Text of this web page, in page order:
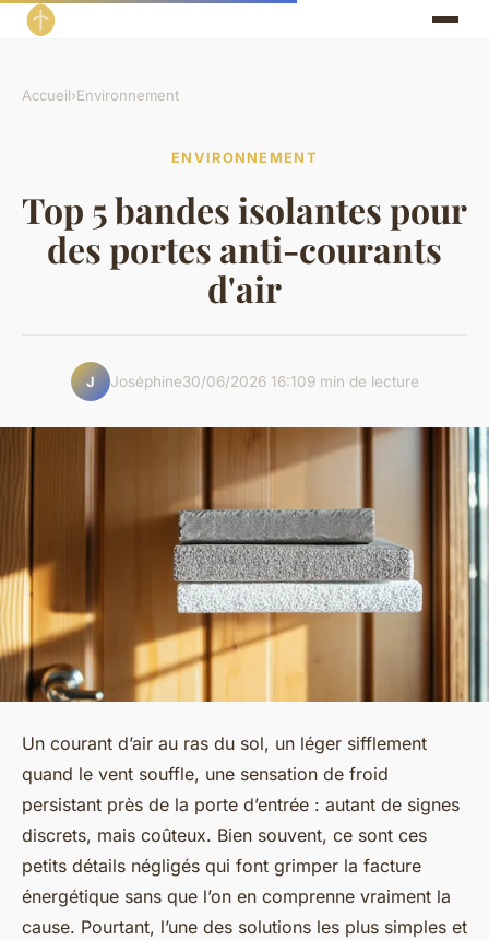
Accueil›Environnement
ENVIRONNEMENT
Top 5 bandes isolantes pour
des portes anti-courants
d'air
J Joséphine30/06/2026 16:109 min de lecture
Un courant d’air au ras du sol, un léger sifflement
quand le vent souffle, une sensation de froid
persistant près de la porte d’entrée : autant de signes
discrets, mais coûteux. Bien souvent, ce sont ces
petits détails négligés qui font grimper la facture
énergétique sans que l’on en comprenne vraiment la
cause. Pourtant, l’une des solutions les plus simples et